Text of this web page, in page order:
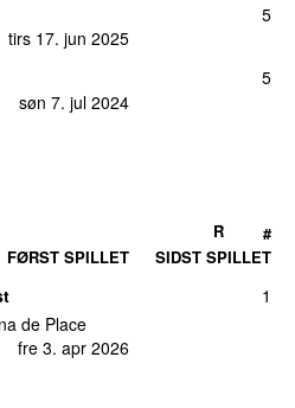
tirs 17. jun 2025
5
søn 7. jul 2024
5
FØRST SPILLET
SIDST SPILLET
R #
fre 3. apr 2026
1
de Place